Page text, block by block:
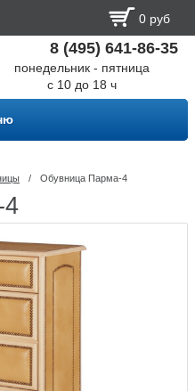
0 руб
8 (495) 641-86-35
понедельник - пятница
с 10 до 18 ч
/ Обувница Парма-4